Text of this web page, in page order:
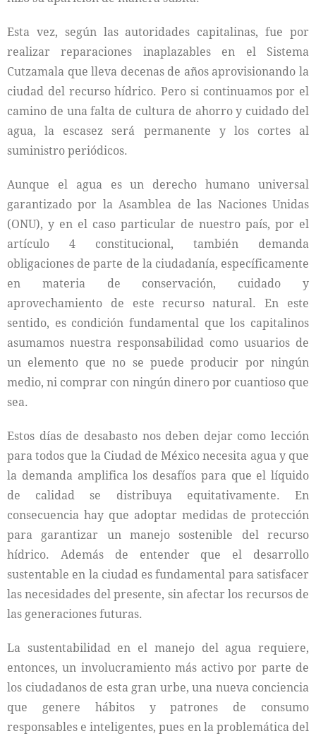
Esta vez, según las autoridades capitalinas, fue por
realizar reparaciones inaplazables en el Sistema
Cutzamala que lleva decenas de años aprovisionando la
ciudad del recurso hídrico. Pero si continuamos por el
camino de una falta de cultura de ahorro y cuidado del
agua, la escasez será permanente y los cortes al
suministro periódicos.
Aunque el agua es un derecho humano universal
garantizado por la Asamblea de las Naciones Unidas
(ONU), y en el caso particular de nuestro país, por el
artículo 4 constitucional, también demanda
obligaciones de parte de la ciudadanía, específicamente
en materia de conservación, cuidado y
aprovechamiento de este recurso natural. En este
sentido, es condición fundamental que los capitalinos
asumamos nuestra responsabilidad como usuarios de
un elemento que no se puede producir por ningún
medio, ni comprar con ningún dinero por cuantioso que
sea.
Estos días de desabasto nos deben dejar como lección
para todos que la Ciudad de México necesita agua y que
la demanda amplifica los desafíos para que el líquido
de calidad se distribuya equitativamente. En
consecuencia hay que adoptar medidas de protección
para garantizar un manejo sostenible del recurso
hídrico. Además de entender que el desarrollo
sustentable en la ciudad es fundamental para satisfacer
las necesidades del presente, sin afectar los recursos de
las generaciones futuras.
La sustentabilidad en el manejo del agua requiere,
entonces, un involucramiento más activo por parte de
los ciudadanos de esta gran urbe, una nueva conciencia
que genere hábitos y patrones de consumo
responsables e inteligentes, pues en la problemática del